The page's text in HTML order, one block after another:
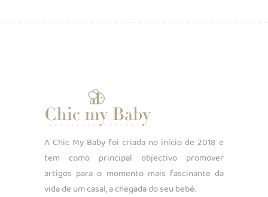
A Chic My Baby foi criada no início de 2018 e
tem como principal objectivo promover
artigos para o momento mais fascinante da
vida de um casal, a chegada do seu bebé.